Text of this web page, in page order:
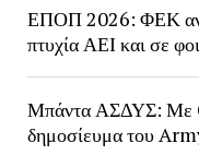
ΕΠΟΠ 2026: ΦΕΚ
πτυχία ΑΕΙ και σε
Μπάντα ΑΣΔΥΣ: Με
δημοσίευμα του